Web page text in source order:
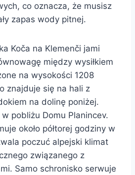
co oznacza, że musisz
zapas wody pitnej.
Koča na Klemenči jami
między wysiłkiem
na wysokości 1208
znajduje się na hali z
na dolinę poniżej.
pobliżu Domu Planincev.
około półtorej godziny w
poczuć alpejski klimat
związanego z
Samo schronisko serwuje